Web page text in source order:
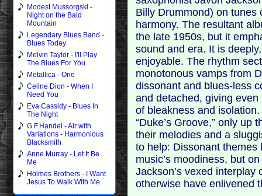
Modest Mussorgski -
Night on the Bald
Mountain
Legendary Blues Band -
Blues Today
Melvin Taylor - I'll Play
The Blues For You
Metallica - One
Celine Dion - When I
Need You
Eva Cassidy - Blues In
The Night
G.F.Handel - Air with
Variations - Harmonious
Blacksmith
Anne Murray - Let It Be
Me
Holmes Brothers - I Want
Jesus To Walk With Me
Billy Drummond) on tunes
harmony. The resultant
the late 1950s, but it
sound and era. It is
enjoyable. The rhythm
monotonous vamps from
dissonant and blues-less
and detached, giving even
of bleakness and
“Duke’s Groove,” only up
their melodies and a
to help: Dissonant themes
music’s moodiness, but
Jackson’s vexed
otherwise have enlivened